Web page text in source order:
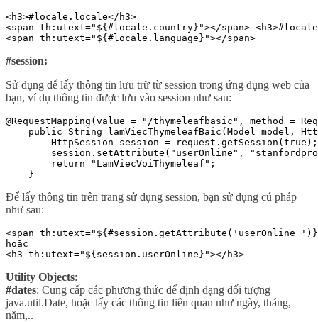
<h3>#locale.locale</h3>
<span th:utext="${#locale.country}"></span>
<span th:utext="${#locale.language}"></span>
#session:
Sử dụng để lấy thông tin lưu trữ từ session trong ứng dụng web của
bạn, ví dụ thông tin được lưu vào session như sau:
@RequestMapping(value = "/thymeleafbasic", method =
public String lamViecThymeleafBaic(Model model,
        HttpSession session = request.getSession(true);
session.setAttribute("userOnline",
        return "LamViecVoiThymeleaf";
    }
Để lấy thông tin trên trang sử dụng session, bạn sử dụng cú pháp
như sau:
<span th:utext="${#session.getAttribute('userOnline
hoặc
<h3 th:utext="${session.userOnline}"></h3>
Utility Objects:
#dates: Cung cấp các phương thức để định dạng đối tượng
java.util.Date, hoặc lấy các thông tin liên quan như ngày, tháng,
năm,..